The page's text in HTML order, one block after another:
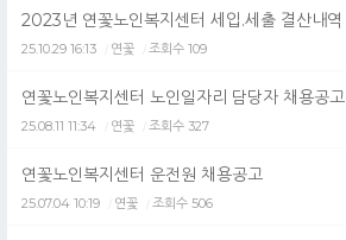
2023년 연꽃노인복지센터 세입.세출 결산내역
25.10.29 16:13 연꽃 조회수 109
연꽃노인복지센터 노인일자리 담당자 채용공고
25.08.11 11:34 연꽃 조회수 327
연꽃노인복지센터 운전원 채용공고
25.07.04 10:19 연꽃 조회수 506